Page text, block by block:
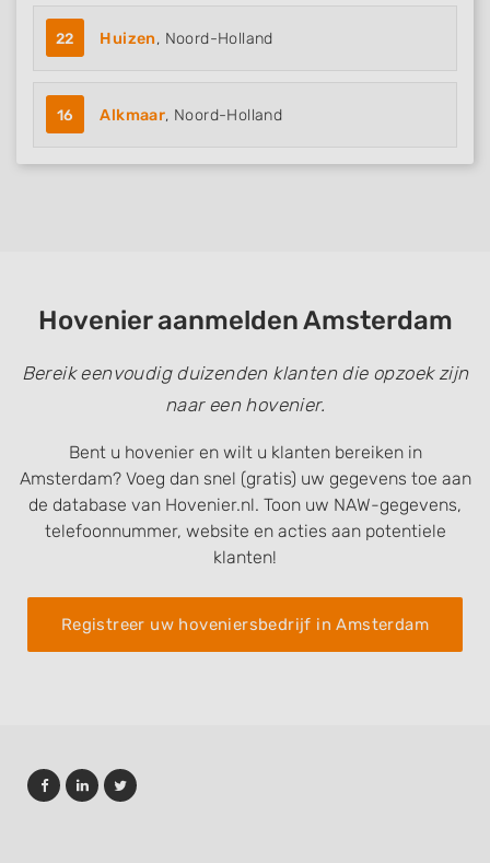
22 Huizen, Noord-Holland
16 Alkmaar, Noord-Holland
Hovenier aanmelden Amsterdam
Bereik eenvoudig duizenden klanten die opzoek zijn
naar een hovenier.
Bent u hovenier en wilt u klanten bereiken in
Amsterdam? Voeg dan snel (gratis) uw gegevens toe aan
de database van Hovenier.nl. Toon uw NAW-gegevens,
telefoonnummer, website en acties aan potentiele
klanten!
Registreer uw hoveniersbedrijf in Amsterdam